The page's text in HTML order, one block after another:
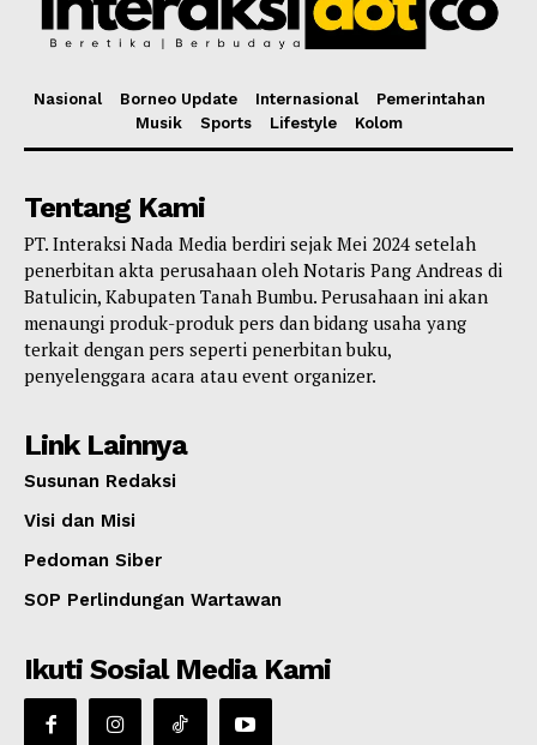
Nasional Borneo Update Internasional
Pemerintahan
Musik
Sports Lifestyle Kolom
Tentang Kami
PT. Interaksi Nada Media berdiri sejak Mei 2024 setelah
penerbitan akta perusahaan oleh Notaris Pang Andreas di
Batulicin, Kabupaten Tanah Bumbu. Perusahaan ini akan
menaungi produk-produk pers dan bidang usaha yang
terkait dengan pers seperti penerbitan buku,
penyelenggara acara atau event organizer.
Link Lainnya
Susunan Redaksi
Visi dan Misi
Pedoman Siber
SOP Perlindungan Wartawan
Ikuti Sosial Media Kami